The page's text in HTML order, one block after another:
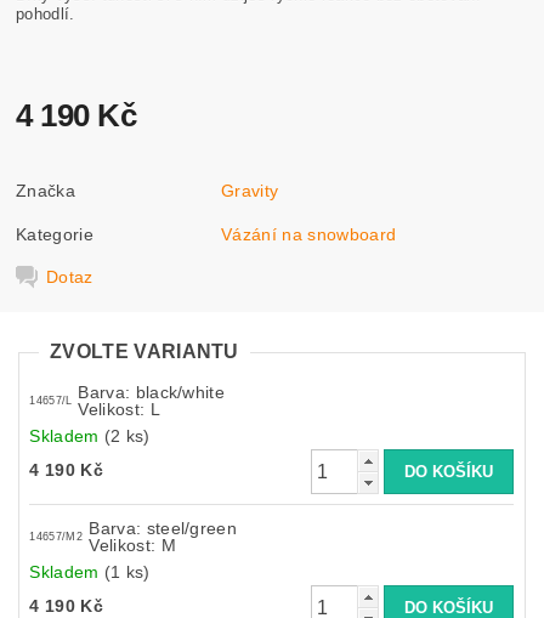
pohodlí.
4 190 Kč
Značka Gravity
Kategorie Vázání na snowboard
Dotaz
ZVOLTE VARIANTU
14657/L Barva: black/white
Velikost: L
Skladem (2 ks)
4 190 Kč
14657/M2
Barva: steel/green
Velikost: M
Skladem (1 ks)
4 190 Kč